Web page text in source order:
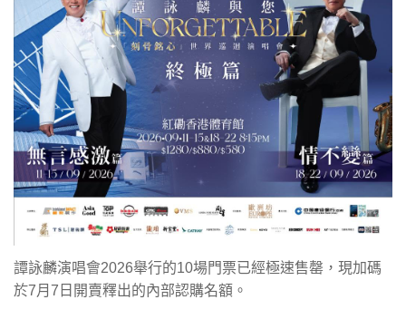
譚詠麟演唱會2026舉行的10場門票已經極速售罄，現加碼
於7月7日開賣釋出的內部認購名額。